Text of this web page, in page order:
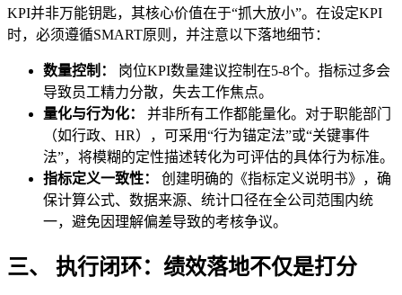
KPI并非万能钥匙，其核心价值在于“抓大放小”。在设定KPI
时，必须遵循SMART原则，并注意以下落地细节：
数量控制：
岗位KPI数量建议控制在5-8个。指标过多会
导致员工精力分散，失去工作焦点。
量化与行为化：
并非所有工作都能量化。对于职能部门
（如行政、HR），可采用“行为锚定法”或“关键事件
法”，将模糊的定性描述转化为可评估的具体行为标准。
指标定义一致性：
创建明确的《指标定义说明书》，确
保计算公式、数据来源、统计口径在全公司范围内统
一，避免因理解偏差导致的考核争议。
三、 执行闭环：绩效落地不仅是打分